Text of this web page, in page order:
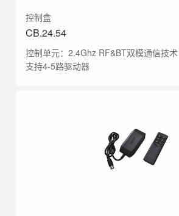
控制盒
CB.24.54
控制单元：2.4Ghz RF&BT双模通信技术
支持4-5路驱动器